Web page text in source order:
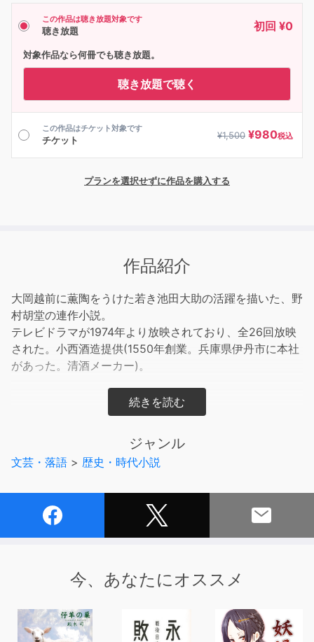
この作品は聴き放題対象です
聴き放題 初回 ¥0
対象作品なら何冊でも聴き放題。
聴き放題で聴く
この作品はチケット対象です
チケット ¥1,500 ¥980税込
プランを選択せずに作品を購入する
作品紹介
大岡越前に薫陶をうけた若き池田大助の活躍を描いた、野
村胡堂の連作小説。
テレビドラマが1974年より放映されており、全26回放映
された。小西酒造提供(1550年創業。兵庫県伊丹市に本社
があった。清酒メーカー)。
お美濃……大助の許嫁的存在。軽業小屋あがりのいい女。
仙太郎……大助のつかう飴屋の少年
石子伴作……大岡越前の配下の与力
彌五郎……支配人
小八郎……甥
お半……三郎兵衞の妻、お喜久の姪
ジャンル
文芸・落語 > 歴史・時代小説
今、あなたにオススメ